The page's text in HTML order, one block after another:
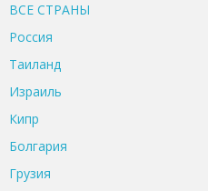
ВСЕ CТРАНЫ
Россия
Таиланд
Израиль
Кипр
Болгария
Грузия